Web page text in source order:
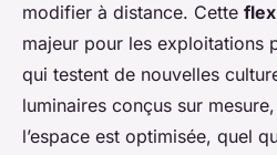
modifier à distance. Cette
majeur pour les exploitations
qui testent de nouvelles
luminaires conçus sur
l’espace est optimisée, quel